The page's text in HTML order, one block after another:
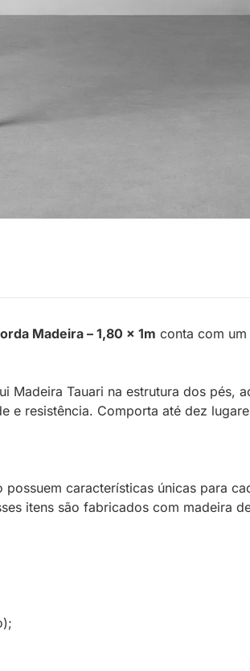
Madeira – 1,80 x 1m conta com
Madeira Tauari na estrutura dos
e resistência. Comporta até dez
características únicas para
itens são fabricados com madeira